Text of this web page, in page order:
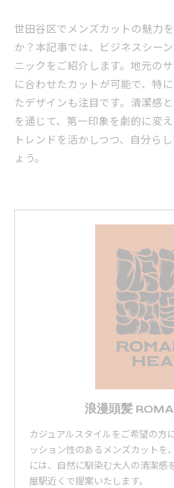
世田谷区でメンズカットの魅力
か？本記事では、ビジネスシー
ニックをご紹介します。地元の
に合わせたカットが可能で、特
たデザインも注目です。清潔感
を通じて、第一印象を劇的に変
トレンドを活かしつつ、自分ら
ょう。
浪漫頭髪
カジュアルスタイルをご希望の方
ッション性のあるメンズカットを
には、自然に馴染む大人の清潔感
屋駅近くで提案いたします。